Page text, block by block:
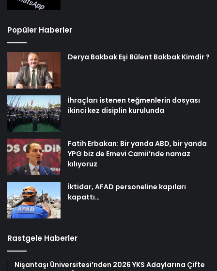
Popüler Haberler
Derya Bakbak Eşi Bülent Bakbak Kimdir ?
İhraçları istenen teğmenlerin dosyası
ikinci kez disiplin kurulunda
Fatih Erbakan: Bir yanda ABD, bir yanda
YPG biz de Emevi Camii’nde namaz
kılıyoruz
İktidar, AFAD personeline kapıları
kapattı…
Rastgele Haberler
Nişantaşı Üniversitesi’nden 2026 YKS Adaylarına Çifte